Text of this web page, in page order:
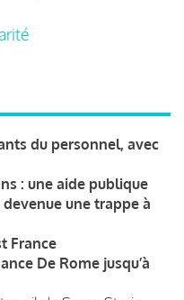
du personnel, avec
: une aide publique
une trappe à
France
De Rome jusqu’à